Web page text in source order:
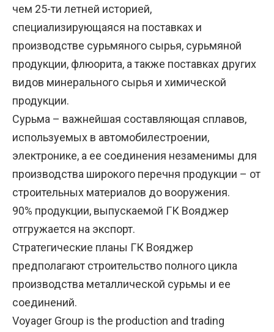
чем 25-ти летней историей,
специализирующаяся на поставках и
производстве сурьмяного сырья, сурьмяной
продукции, флюорита, а также поставках других
видов минерального сырья и химической
продукции.
Сурьма – важнейшая составляющая сплавов,
используемых в автомобилестроении,
электронике, а ее соединения незаменимы для
производства широкого перечня продукции – от
строительных материалов до вооружения.
90% продукции, выпускаемой ГК Вояджер
отгружается на экспорт.
Стратегические планы ГК Вояджер
предполагают строительство полного цикла
производства металлической сурьмы и ее
соединений.
Voyager Group is the production and trading